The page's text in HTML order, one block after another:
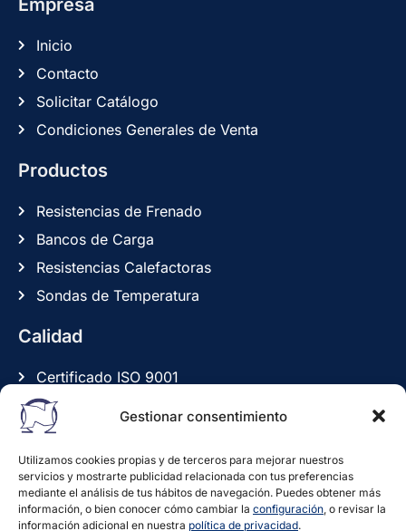
Gestionar consentimiento
Utilizamos cookies propias y de terceros para mejorar nuestros
servicios y mostrarte publicidad relacionada con tus preferencias
mediante el análisis de tus hábitos de navegación. Puedes obtener más
información, o bien conocer cómo cambiar la configuración, o revisar la
información adicional en nuestra política de privacidad.
Empresa
Inicio
Contacto
Solicitar Catálogo
Condiciones Generales de Venta
Productos
Resistencias de Frenado
Bancos de Carga
Resistencias Calefactoras
Sondas de Temperatura
Calidad
Certificado ISO 9001
Política de Calidad
Declaraciones de Conformidad CE / RoHS / IP
Legal
Aviso Legal